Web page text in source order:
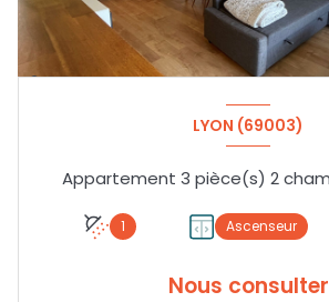
LYON (69003)
1 Ascenseur
Nous consulter